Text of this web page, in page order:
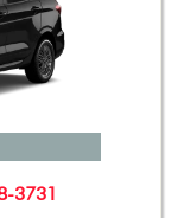
3731